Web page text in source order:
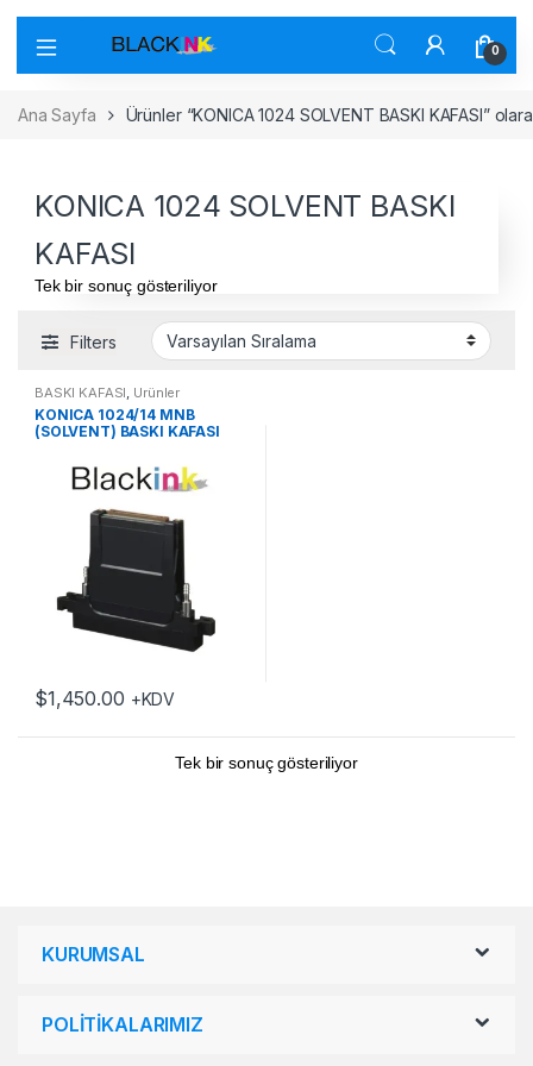
0
Ana Sayfa Ürünler “KONICA 1024 SOLVENT BASKI KAFASI”
KONICA 1024 SOLVENT BASKI
KAFASI
Tek bir sonuç gösteriliyor
Filters
BASKI KAFASI, Ürünler
KONICA 1024/14 MNB
(SOLVENT) BASKI KAFASI
$1,450.00 +KDV
Tek bir sonuç gösteriliyor
KURUMSAL
POLİTİKALARIMIZ